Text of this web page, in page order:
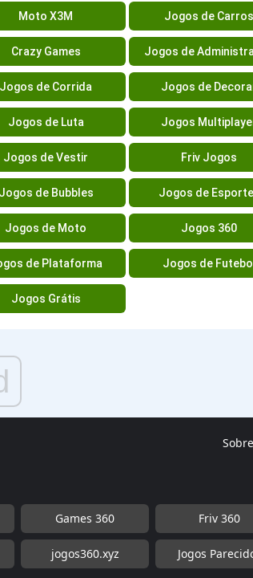
Moto X3M Jogos de Carros
Crazy Games Jogos de
Jogos de Corrida Jogos de
Jogos de Luta Jogos
Jogos de Vestir Friv Jogos
Jogos de Bubbles Jogos de
Jogos de Moto Jogos 360
de Plataforma Jogos de Futebol
Jogos Grátis
Sobre
Games 360 Friv 360
jogos360.xyz Jogos